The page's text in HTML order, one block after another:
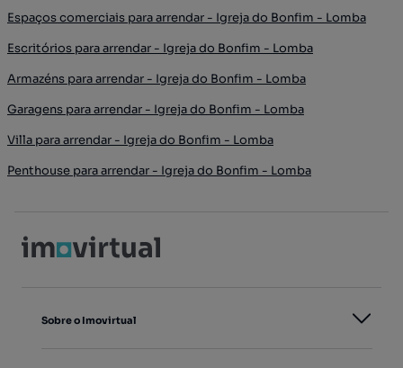
Espaços comerciais para arrendar - Igreja do Bonfim - Lomba
Escritórios para arrendar - Igreja do Bonfim - Lomba
Armazéns para arrendar - Igreja do Bonfim - Lomba
Garagens para arrendar - Igreja do Bonfim - Lomba
Villa para arrendar - Igreja do Bonfim - Lomba
Penthouse para arrendar - Igreja do Bonfim - Lomba
Sobre o Imovirtual